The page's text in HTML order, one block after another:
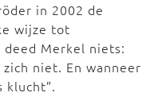
in 2002 de
wijze tot
Merkel niets:
niet. En wanneer
klucht”.